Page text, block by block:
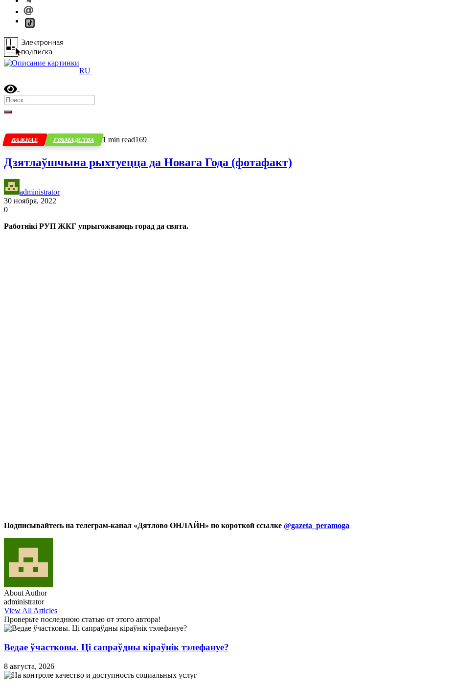
RU
ВАЖНАЕ ГРАМАДСТВА 1 min read169
Дзятлаўшчына рыхтуецца да Новага Года (фотафакт)
administrator
30 ноября, 2022
0
Работнікі РУП ЖКГ упрыгожваюць горад да свята.
Подписывайтесь на телеграм-канал «Дятлово ОНЛАЙН» по короткой ссылке @gazeta_peramoga
About Author
administrator
View All Articles
Проверьте последнюю статью от этого автора!
Ведае ўчастковы. Ці сапраўдны кіраўнік тэлефануе?
8 августа, 2026